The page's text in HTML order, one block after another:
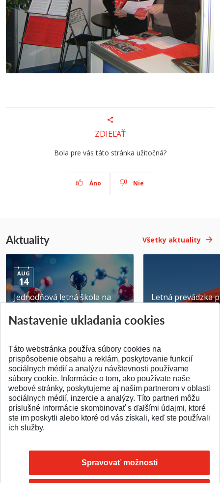
ZDIEĽAŤ
Bola pre vás táto stránka užitočná?
Áno Nie
Aktuality Všetky aktuality
AUG
14
Jednodňová letná škola na
Pridané 28.07.2026
Letná prevádzka
Pridané 23.06.2026
SPÄŤ NA VRCH
Nastavenie ukladania cookies
Táto webstránka používa súbory cookies na
prispôsobenie obsahu a reklám, poskytovanie funkcií
sociálnych médií a analýzu návštevnosti používame
súbory cookie. Informácie o tom, ako používate naše
webové stránky, poskytujeme aj našim partnerom v oblasti
sociálnych médií, inzercie a analýzy. Títo partneri môžu
príslušné informácie skombinovať s ďalšími údajmi, ktoré
ste im poskytli alebo ktoré od vás získali, keď ste používali
ich služby.
Spravovať možnosti